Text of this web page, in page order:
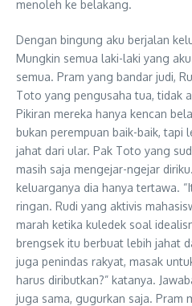
menoleh ke belakang.
Dengan bingung aku berjalan
Mungkin semua laki-laki yang
semua. Pram yang bandar judi,
Toto yang pengusaha tua, tidak
Pikiran mereka hanya kencan
bukan perempuan baik-baik, tapi
jahat dari ular. Pak Toto yang
masih saja mengejar-ngejar
keluarganya dia hanya tertawa.
ringan. Rudi yang aktivis
marah ketika kuledek soal
brengsek itu berbuat lebih jahat
juga penindas rakyat, masak
harus diributkan?” katanya.
juga sama, gugurkan saja. Pram